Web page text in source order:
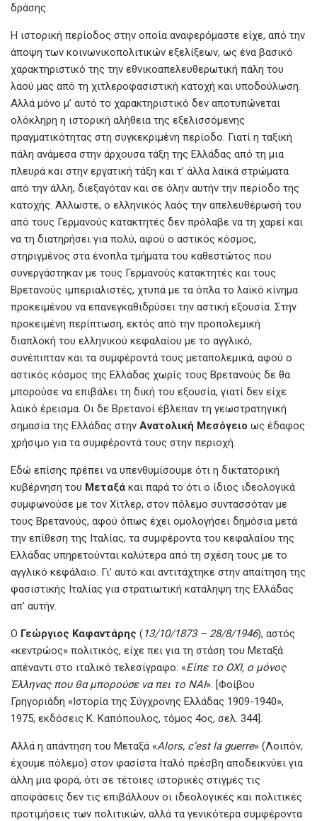
δράσης.
Η ιστορική περίοδος στην οποία αναφερόμαστε είχε, από την
άποψη των κοινωνικοπολιτικών εξελίξεων, ως ένα βασικό
χαρακτηριστικό της την εθνικοαπελευθερωτική πάλη του
λαού μας από τη χιτλεροφασιστική κατοχή και υποδούλωση.
Αλλά μόνο μ’ αυτό το χαρακτηριστικό δεν αποτυπώνεται
ολόκληρη η ιστορική αλήθεια της εξελισσόμενης
πραγματικότητας στη συγκεκριμένη περίοδο. Γιατί η ταξική
πάλη ανάμεσα στην άρχουσα τάξη της Ελλάδας από τη μια
πλευρά και στην εργατική τάξη και τ’ άλλα λαϊκά στρώματα
από την άλλη, διεξαγόταν και σε όλην αυτήν την περίοδο της
κατοχής. Άλλωστε, ο ελληνικός λαός την απελευθέρωσή του
από τους Γερμανούς κατακτητές δεν πρόλαβε να τη χαρεί και
να τη διατηρήσει για πολύ, αφού ο αστικός κόσμος,
στηριγμένος στα ένοπλα τμήματα του καθεστώτος που
συνεργάστηκαν με τους Γερμανούς κατακτητές και τους
Βρετανούς ιμπεριαλιστές, χτυπά με τα όπλα το λαϊκό κίνημα
προκειμένου να επανεγκαθιδρύσει την αστική εξουσία. Στην
προκειμένη περίπτωση, εκτός από την προπολεμική
διαπλοκή του ελληνικού κεφαλαίου με το αγγλικό,
συνέπιπταν και τα συμφέροντά τους μεταπολεμικά, αφού ο
αστικός κόσμος της Ελλάδας χωρίς τους Βρετανούς δε θα
μπορούσε να επιβάλει τη δική του εξουσία, γιατί δεν είχε
λαϊκό έρεισμα. Οι δε Βρετανοί έβλεπαν τη γεωστρατηγική
σημασία της Ελλάδας στην Ανατολική Μεσόγειο ως έδαφος
χρήσιμο για τα συμφέροντά τους στην περιοχή.
Εδώ επίσης πρέπει να υπενθυμίσουμε ότι η δικτατορική
κυβέρνηση του Μεταξά και παρά το ότι ο ίδιος ιδεολογικά
συμφωνούσε με τον Χίτλερ, στον πόλεμο συντασσόταν με
τους Βρετανούς, αφού όπως έχει ομολογήσει δημόσια μετά
την επίθεση της Ιταλίας, τα συμφέροντα του κεφαλαίου της
Ελλάδας υπηρετούνται καλύτερα από τη σχέση τους με το
αγγλικό κεφάλαιο. Γι’ αυτό και αντιτάχτηκε στην απαίτηση της
φασιστικής Ιταλίας για στρατιωτική κατάληψη της Ελλάδας
απ’ αυτήν.
Ο Γεώργιος Καφαντάρης (13/10/1873 – 28/8/1946), αστός
«κεντρώος» πολιτικός, είχε πει για τη στάση του Μεταξά
απέναντι στο ιταλικό τελεσίγραφο: «Είπε το ΟΧΙ, ο μόνος
Έλληνας που θα μπορούσε να πει το ΝΑΙ». [Φοίβου
Γρηγοριάδη «Ιστορία της Σύγχρονης Ελλάδας 1909-1940»,
1975, εκδόσεις Κ. Καπόπουλος, τόμος 4ος, σελ. 344].
Αλλά η απάντηση του Μεταξά «Alors, c’est la guerre» (Λοιπόν,
έχουμε πόλεμο) στον φασίστα Ιταλό πρέσβη αποδεικνύει για
άλλη μια φορά, ότι σε τέτοιες ιστορικές στιγμές τις
αποφάσεις δεν τις επιβάλλουν οι ιδεολογικές και πολιτικές
προτιμήσεις των πολιτικών, αλλά τα γενικότερα συμφέροντα